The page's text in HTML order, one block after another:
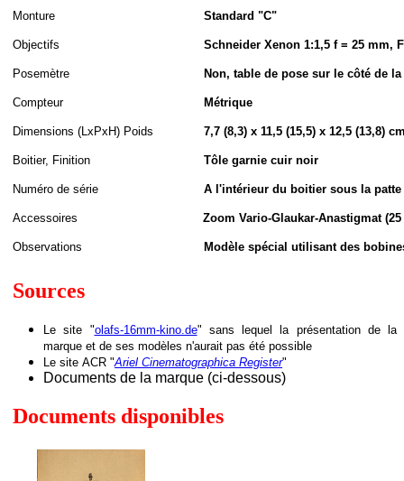
Monture
Standard "C"
Objectifs Schneider Xenon 1:1,5 f = 25 mm,
Posemètre Non, table de pose sur le côté de la
Compteur Métrique
Dimensions (LxPxH) Poids 7,7 (8,3) x 11,5 (15,5) x 12,5 (13,8)
Boitier, Finition Tôle garnie cuir noir
Numéro de série A l'intérieur du boitier sous la patte
Accessoires Zoom Vario-Glaukar-Anastigmat
Observations Modèle spécial utilisant des
Sources
Le site "olafs-16mm-kino.de" sans lequel la présentation de la
marque et de ses modèles n'aurait pas été possible
Le site ACR "Ariel Cinematographica Register"
Documents de la marque (ci-dessous)
Documents disponibles